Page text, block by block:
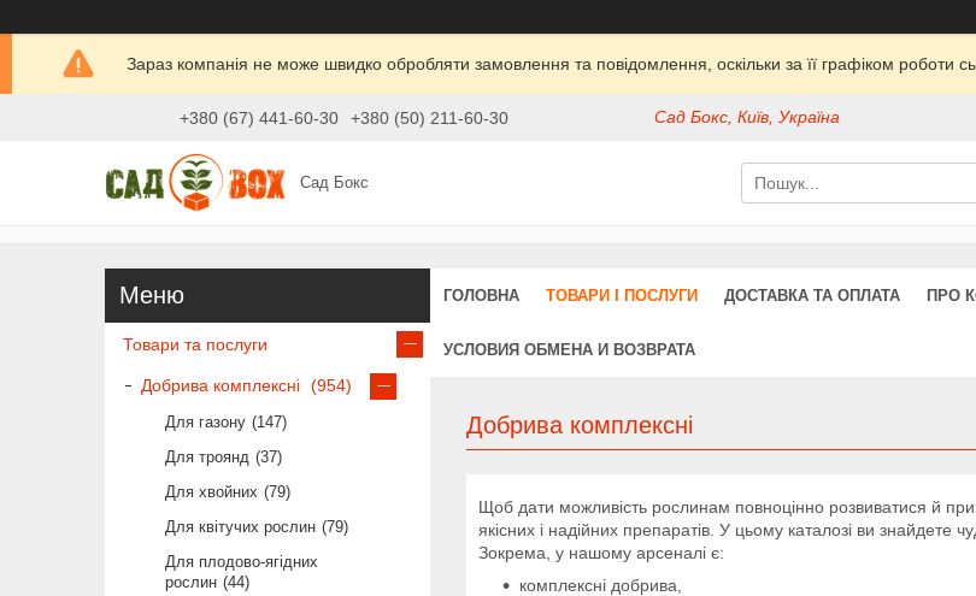
Зараз компанія не може швидко обробляти замовлення та повідомлення, оскільки за її графіком роботи
+380 (67) 441-60-30 +380 (50) 211-60-30 Сад Бокс, Київ, Україна
Сад Бокс
ГОЛОВНА ТОВАРИ І ПОСЛУГИ ДОСТАВКА ТА ОПЛАТА ПРО
УСЛОВИЯ ОБМЕНА И ВОЗВРАТА
Добрива комплексні
Щоб дати можливість рослинам повноцінно розвиватися й
якісних і надійних препаратів. У цьому каталозі ви знайдете
Зокрема, у нашому арсеналі є:
комплексні добрива,
Товари та послуги
Добрива комплексні 954
Для газону
147
Для троянд 37
Для хвойних
79
Для квітучих рослин 79
Для плодово-ягідних
рослин 44